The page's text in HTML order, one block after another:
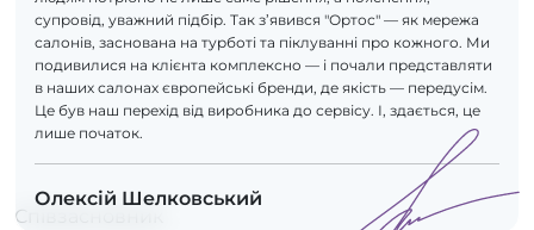
супровід, уважний підбір. Так з’явився "Ортос" — як мережа
салонів, заснована на турботі та піклуванні про кожного. Ми
подивилися на клієнта комплексно — і почали представляти
в наших салонах європейські бренди, де якість — передусім.
Це був наш перехід від виробника до сервісу. І, здається, це
лише початок.
Олексій Шелковський
Співзасновник